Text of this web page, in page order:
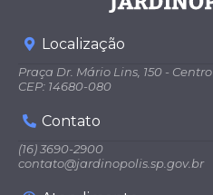
Localização
Praça Dr. Mário Lins, 150 - Centro
CEP: 14680-080
Contato
(16) 3690-2900
contato@jardinopolis.sp.gov.br